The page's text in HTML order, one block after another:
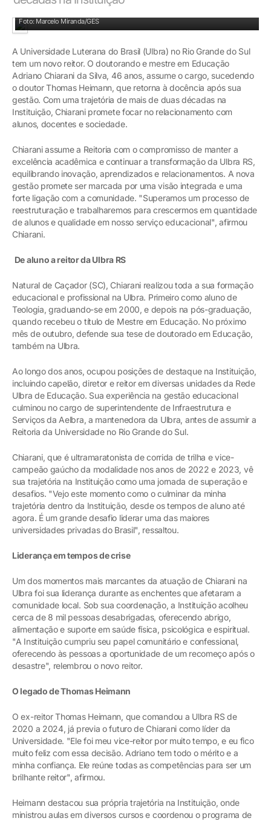
Foto: Marcelo Miranda/GES
A Universidade Luterana do Brasil (Ulbra) no Rio Grande do Sul
tem um novo reitor. O doutorando e mestre em Educação
Adriano Chiarani da Silva, 46 anos, assume o cargo, sucedendo
o doutor Thomas Heimann, que retorna à docência após sua
gestão. Com uma trajetória de mais de duas décadas na
Instituição, Chiarani promete focar no relacionamento com
alunos, docentes e sociedade.
Chiarani assume a Reitoria com o compromisso de manter a
excelência acadêmica e continuar a transformação da Ulbra RS,
equilibrando inovação, aprendizados e relacionamentos. A nova
gestão promete ser marcada por uma visão integrada e uma
forte ligação com a comunidade. "Superamos um processo de
reestruturação e trabalharemos para crescermos em quantidade
de alunos e qualidade em nosso serviço educacional", afirmou
Chiarani.
De aluno a reitor da Ulbra RS
Natural de Caçador (SC), Chiarani realizou toda a sua formação
educacional e profissional na Ulbra. Primeiro como aluno de
Teologia, graduando-se em 2000, e depois na pós-graduação,
quando recebeu o título de Mestre em Educação. No próximo
mês de outubro, defende sua tese de doutorado em Educação,
também na Ulbra.
Ao longo dos anos, ocupou posições de destaque na Instituição,
incluindo capelão, diretor e reitor em diversas unidades da Rede
Ulbra de Educação. Sua experiência na gestão educacional
culminou no cargo de superintendente de Infraestrutura e
Serviços da Aelbra, a mantenedora da Ulbra, antes de assumir a
Reitoria da Universidade no Rio Grande do Sul.
Chiarani, que é ultramaratonista de corrida de trilha e vice-
campeão gaúcho da modalidade nos anos de 2022 e 2023, vê
sua trajetória na Instituição como uma jornada de superação e
desafios. "Vejo este momento como o culminar da minha
trajetória dentro da Instituição, desde os tempos de aluno até
agora. É um grande desafio liderar uma das maiores
universidades privadas do Brasil", ressaltou.
Liderança em tempos de crise
Um dos momentos mais marcantes da atuação de Chiarani na
Ulbra foi sua liderança durante as enchentes que afetaram a
comunidade local. Sob sua coordenação, a Instituição acolheu
cerca de 8 mil pessoas desabrigadas, oferecendo abrigo,
alimentação e suporte em saúde física, psicológica e espiritual.
"A Instituição cumpriu seu papel comunitário e confessional,
oferecendo às pessoas a oportunidade de um recomeço após o
desastre", relembrou o novo reitor.
O legado de Thomas Heimann
O ex-reitor Thomas Heimann, que comandou a Ulbra RS de
2020 a 2024, já previa o futuro de Chiarani como líder da
Universidade. "Ele foi meu vice-reitor por muito tempo, e eu fico
muito feliz com essa decisão. Adriano tem todo o mérito e a
minha confiança. Ele reúne todas as competências para ser um
brilhante reitor", afirmou.
Heimann destacou sua própria trajetória na Instituição, onde
ministrou aulas em diversos cursos e coordenou o programa de